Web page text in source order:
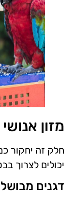
מזון
חלק זה יחקור
יכולים לצרוך
דגנים